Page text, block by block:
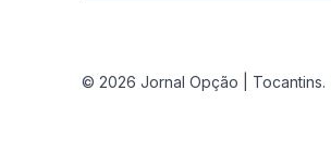
© 2026 Jornal Opção |